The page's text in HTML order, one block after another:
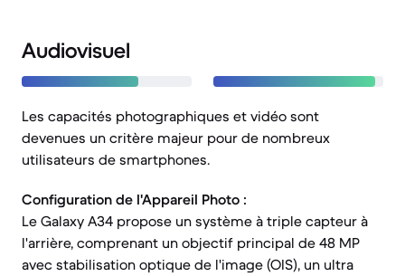
Audiovisuel
Les capacités photographiques et vidéo sont
devenues un critère majeur pour de nombreux
utilisateurs de smartphones.
Configuration de l'Appareil Photo :
Le Galaxy A34 propose un système à triple capteur à
l'arrière, comprenant un objectif principal de 48 MP
avec stabilisation optique de l'image (OIS), un ultra